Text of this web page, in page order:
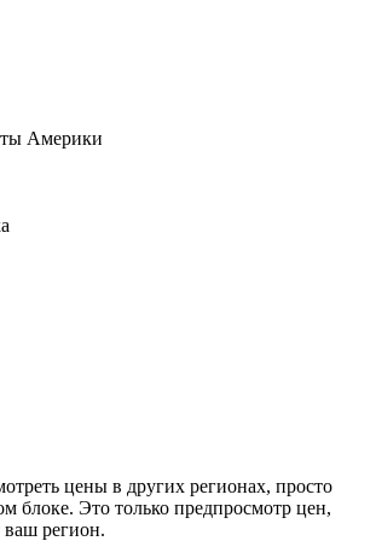
Америки
цены в других регионах, просто
блоке. Это только предпросмотр цен,
ваш регион.